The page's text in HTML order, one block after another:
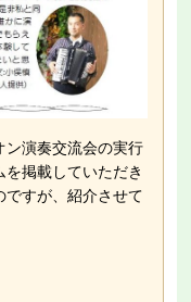
ン演奏交流会の実行
掲載していただき
ですが、紹介させて